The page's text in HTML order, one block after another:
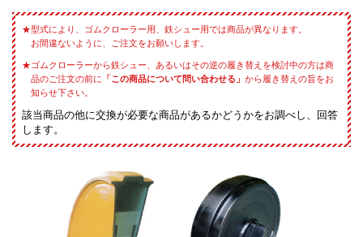
型式により、ゴムクローラー用、鉄シュー用では商品が異なります。
お間違ないように、ご注文をお願いします。
ゴムクローラーから鉄シュー、あるいはその逆の履き替えを検討中の方は商
品のご注文の前に 「この商品について問い合わせる」から履き替えの旨をお
知らせ下さい。
該当商品の他に交換が必要な商品があるかどうかをお調べし、回答
します。